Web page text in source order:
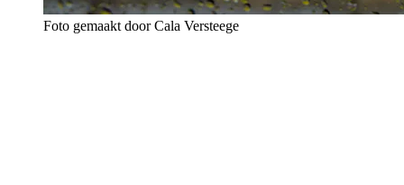
Foto gemaakt door Cala Versteege